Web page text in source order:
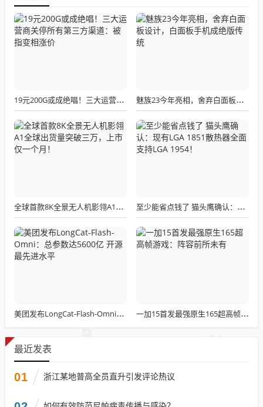
19元200G或成绝唱！三大运营商关停所有第三方渠道：被指变相涨价 魅族23今年亮相，舍弃白面板设计，白面板手机成绝版传统
全球首款8K全景无人机影翎A1全球出货量突破三万，上市仅一个月！ 至少能省点钱了 猫头鹰确认：现有LGA 1851散热器全面支持LGA 1954！
美团发布LongCat-Flash-Omni：总参数达5600亿 开源最先进水平 一加15首发最强原生165超高帧游戏：阵容前所未有
最近发表
01 浙江某地普高全员直升引发评论热议